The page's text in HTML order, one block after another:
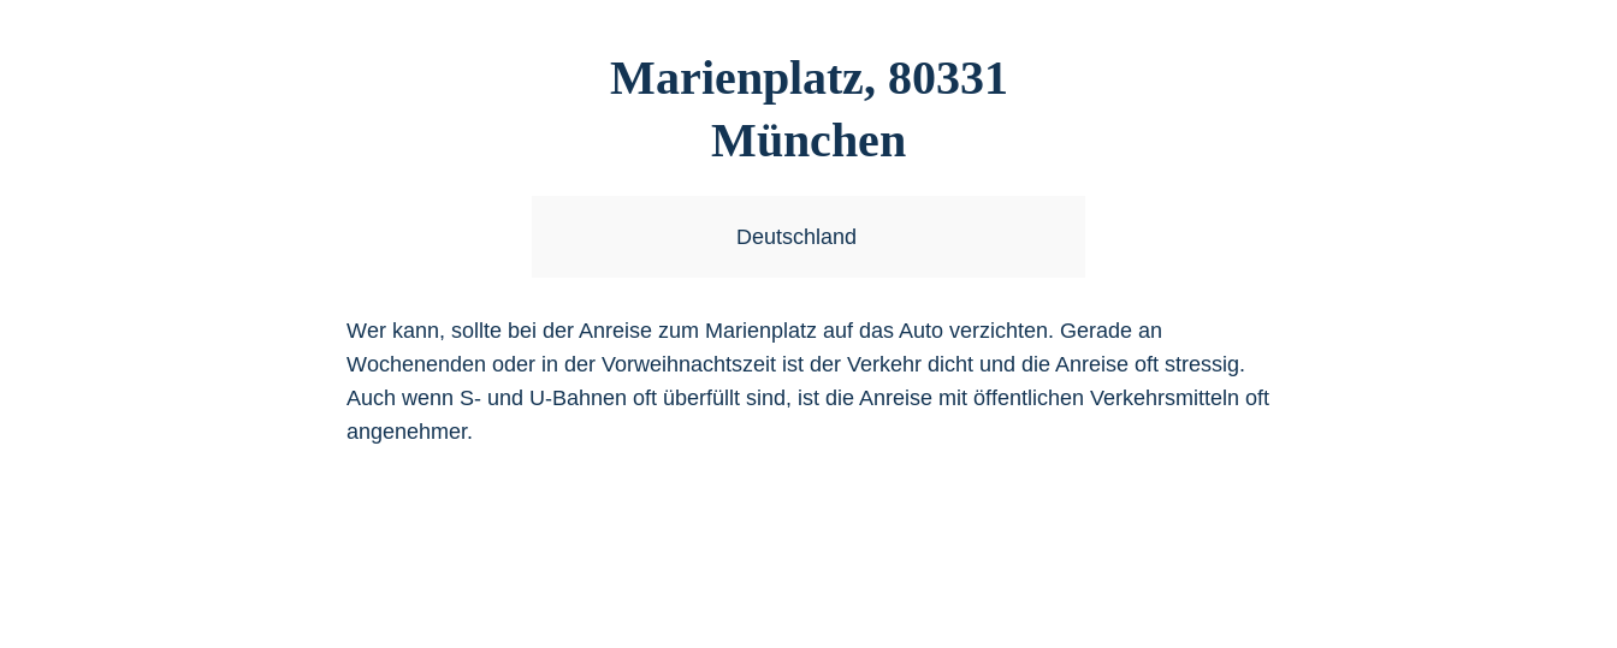
Marienplatz, 80331
München
Deutschland
Wer kann, sollte bei der Anreise zum Marienplatz auf das Auto verzichten. Gerade an
Wochenenden oder in der Vorweihnachtszeit ist der Verkehr dicht und die Anreise oft stressig.
Auch wenn S- und U-Bahnen oft überfüllt sind, ist die Anreise mit öffentlichen Verkehrsmitteln oft
angenehmer.